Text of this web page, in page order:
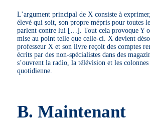
L’argument principal de X consiste à
élevé qui soit, son propre mépris pour toutes
parlent contre lui […]. Tout cela provoque Y
mise au point telle que celle-ci. X devient
professeur X et son livre reçoit des comptes
écrits par des non-spécialistes dans des
s’ouvrent la radio, la télévision et les colonnes
quotidienne.
B. Maintenant